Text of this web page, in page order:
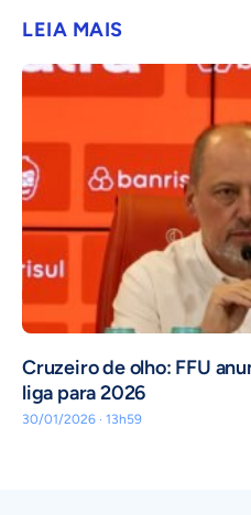
LEIA MAIS
Cruzeiro de olho: FFU
liga para 2026
30/01/2026 · 13h59